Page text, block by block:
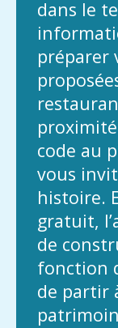
dans le
préparer
code au
vous
histoire.
gratuit,
de
fonction
de partir